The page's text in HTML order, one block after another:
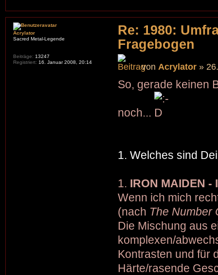
Re: 1980:
Fragebogen
von Acrylator »
So, gerade keinen
noch...
1. Welches sind
1. IRON MAIDEN -
Wenn ich mich
(nach The Number
Die Mischung aus
komplexen/
Kontrasten und für
Härte/rasende
Acrylator
Sacred Metal-Legende
Beiträge: 13247
Registriert: 16. Januar 2008, 20:14